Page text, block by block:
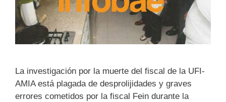
La investigación por la muerte del fiscal de la UFI-
AMIA está plagada de desprolijidades y graves
errores cometidos por la fiscal Fein durante la